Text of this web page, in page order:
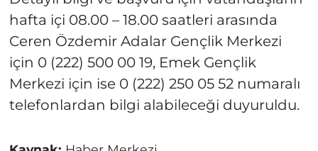
hafta içi 08.00 – 18.00 saatleri arasında
Ceren Özdemir Adalar Gençlik Merkezi
için 0 (222) 500 00 19, Emek Gençlik
Merkezi için ise 0 (222) 250 05 52 numaralı
telefonlardan bilgi alabileceği duyuruldu.